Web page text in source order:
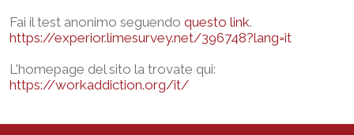
Fai il test anonimo seguendo questo link.
https://experior.limesurvey.net/396748?lang=it
L'homepage del sito la trovate qui:
https://workaddiction.org/it/